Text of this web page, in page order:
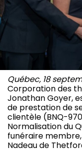
Québec, 18
Corporation des
Jonathan Goyer,
de prestation de
clientèle (BNQ-
Normalisation du
funéraire
Nadeau de